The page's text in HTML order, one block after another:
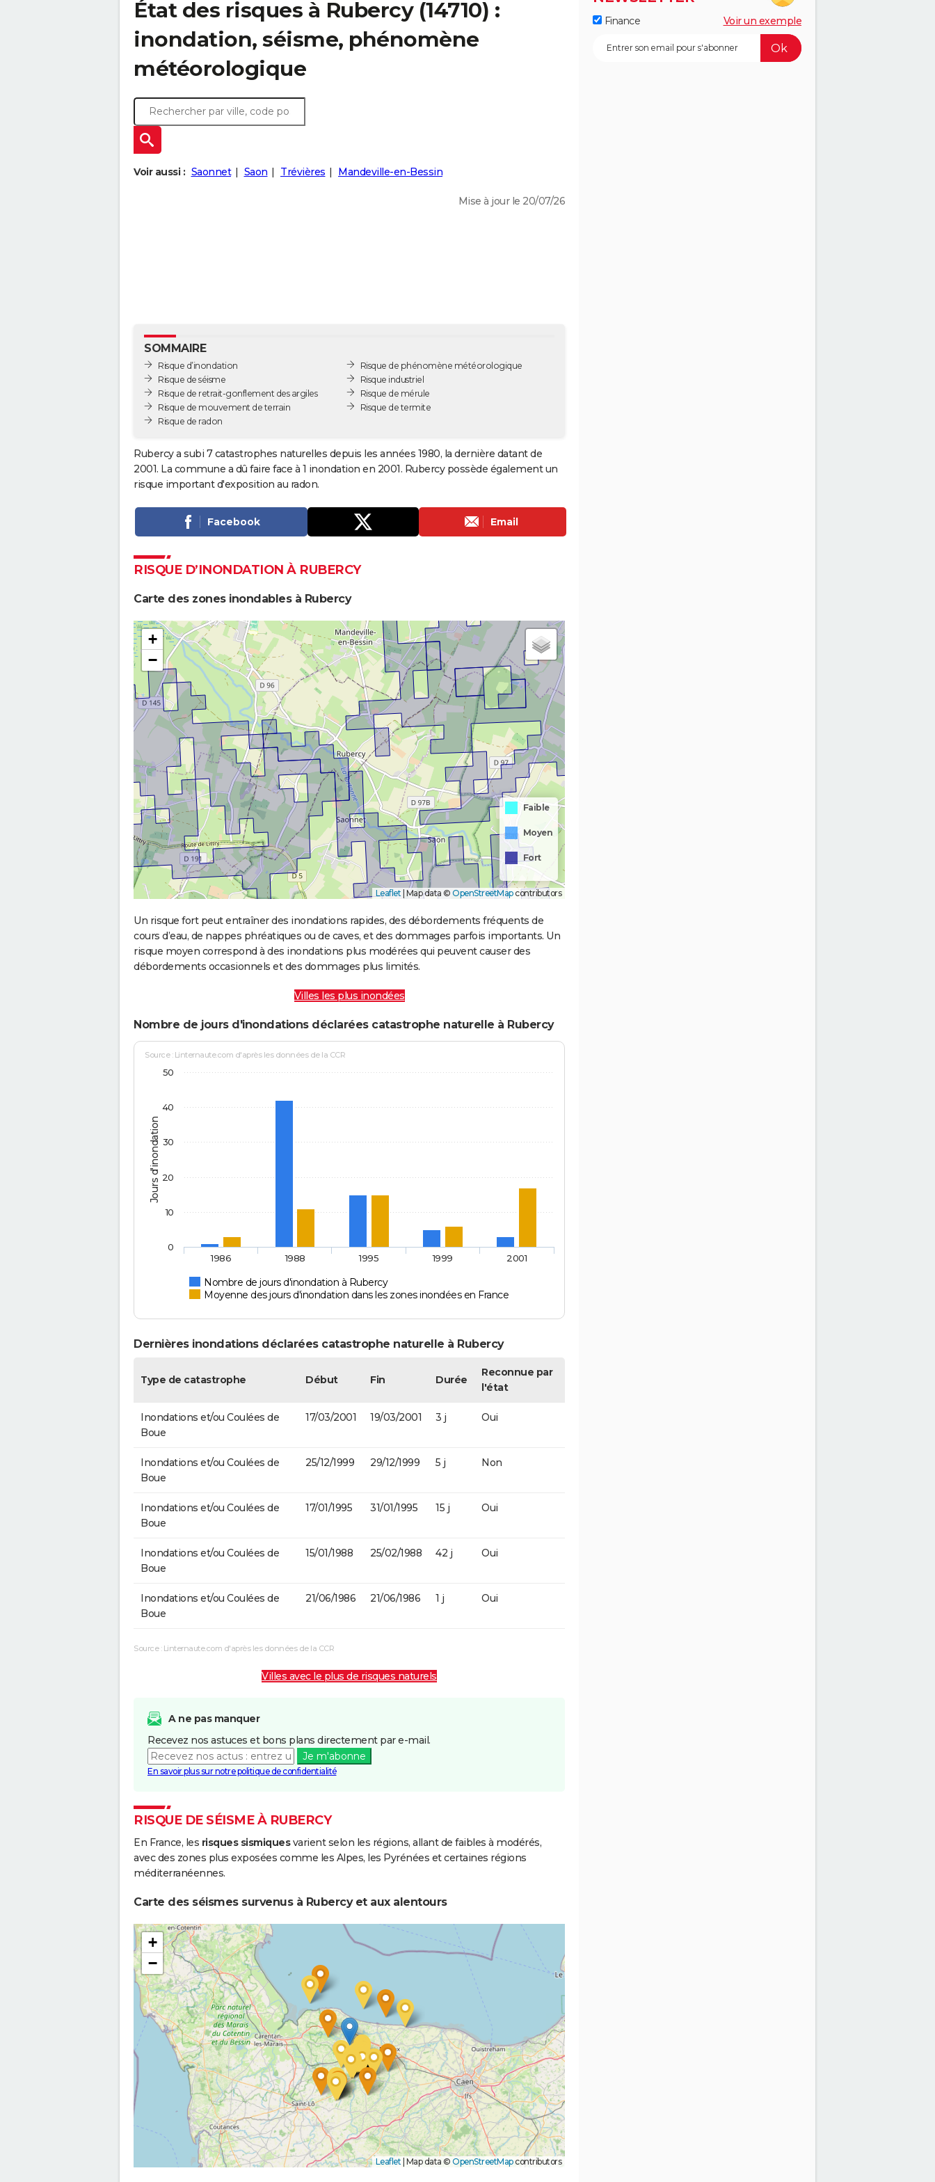
État des risques à Rubercy (14710) :
inondation, séisme, phénomène
météorologique
Voir aussi : Saonnet Saon Trévières Mandeville-en-Bessin
Mise à jour le 20/07/26
SOMMAIRE
Risque d’inondation
Risque de séisme
Risque de retrait-gonflement des argiles
Risque de mouvement de terrain
Risque de radon
Risque de phénomène météorologique
Risque industriel
Risque de mérule
Risque de termite
Rubercy a subi 7 catastrophes naturelles depuis les années 1980, la dernière datant de
2001. La commune a dû faire face à 1 inondation en 2001. Rubercy possède également un
risque important d'exposition au radon.
Facebook Email
RISQUE D’INONDATION À RUBERCY
Carte des zones inondables à Rubercy
+
−
Faible
Moyen
Fort
Leaflet | Map data © OpenStreetMapcontributors
Un risque fort peut entraîner des inondations rapides, des débordements fréquents de
cours d’eau, de nappes phréatiques ou de caves, et des dommages parfois importants. Un
risque moyen correspond à des inondations plus modérées qui peuvent causer des
débordements occasionnels et des dommages plus limités.
Villes les plus inondées
Nombre de jours d'inondations déclarées catastrophe naturelle à Rubercy
Jours d'inondation
Source : Linternaute.com d'après les données de la CCR
Nombre de jours d'inondation à Rubercy
Moyenne des jours d'inondation dans les zones inondées en France
1986 1988 1995 1999 2001
0
10
20
30
40
50
Dernières inondations déclarées catastrophe naturelle à Rubercy
Type de catastrophe Début Fin Durée
Reconnue par
l'état
Inondations et/ou Coulées de
Boue
17/03/2001 19/03/2001 3 j Oui
Inondations et/ou Coulées de
Boue
25/12/1999 29/12/1999 5 j Non
Inondations et/ou Coulées de
Boue
17/01/1995 31/01/1995 15 j Oui
Inondations et/ou Coulées de
Boue
15/01/1988 25/02/1988 42 j Oui
Inondations et/ou Coulées de
Boue
21/06/1986 21/06/1986 1 j Oui
Source : Linternaute.com d'après les données de la CCR
Villes avec le plus de risques naturels
A ne pas manquer
Recevez nos astuces et bons plans directement par e-mail.
Je m'abonne
En savoir plus sur notre politique de confidentialité
RISQUE DE SÉISME À RUBERCY
En France, les risques sismiquesvarient selon les régions, allant de faibles à modérés,
avec des zones plus exposées comme les Alpes, les Pyrénées et certaines régions
méditerranéennes.
Carte des séismes survenus à Rubercy et aux alentours
+
−
Leaflet | Map data © OpenStreetMapcontributors
Finance Voir un exemple